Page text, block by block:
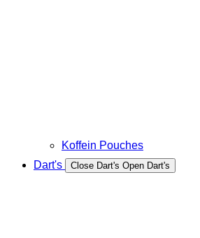
Koffein Pouches
Dart's
Close Dart's Open Dart's